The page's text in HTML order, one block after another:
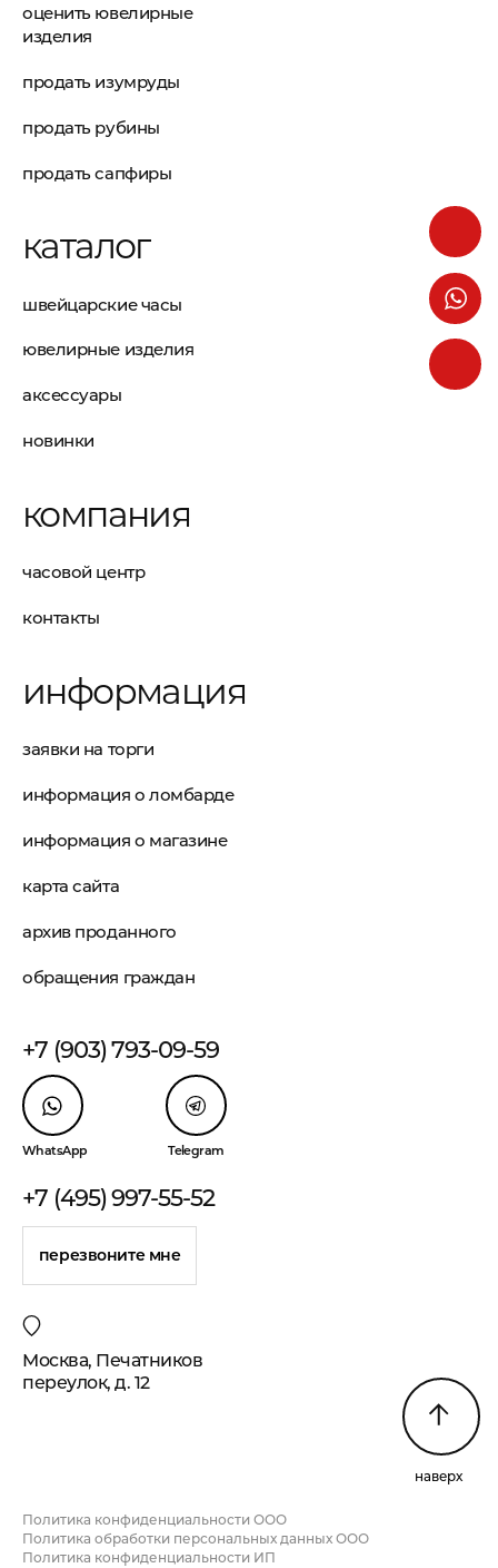
оценить ювелирные
изделия
продать изумруды
продать рубины
продать сапфиры
каталог
швейцарские часы
ювелирные изделия
аксессуары
новинки
компания
часовой центр
контакты
информация
заявки на торги
информация о ломбарде
информация о магазине
карта сайта
архив проданного
обращения граждан
+7 (903) 793-09-59
WhatsApp Telegram
+7 (495) 997-55-52
перезвоните мне
Москва, Печатников
переулок, д. 12
наверх
Политика конфиденциальности ООО
Политика обработки персональных данных ООО
Политика конфиденциальности ИП